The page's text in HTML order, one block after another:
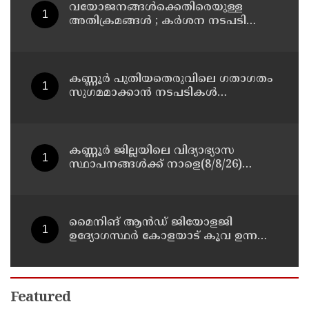
വയോജനങ്ങൾക്കെതിരെയുള്ള
അതിക്രമങ്ങൾ ; കർശന നടപടി
കണ്ണൂർ പുതിയതെരുവിലെ ഗതാഗതം
സുഗമമാക്കാന്‍ നടപടികള്‍
കണ്ണൂർ ജില്ലയിലെ വിദ്യാഭ്യാസ
സ്ഥാപനങ്ങള്‍ക്ക് നാളെ(8/8/26)
മൈനിങ് ആൻഡ്​ ജിയോളജി
ഉദ്യോഗസ്ഥർ കോളയാട് കൂവ ഉന്നതി
Featured